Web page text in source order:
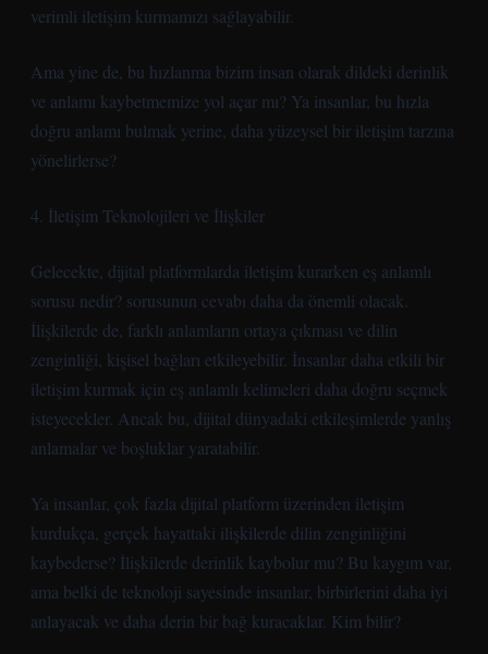
verimli iletişim kurmamızı sağlayabilir.
Ama yine de, bu hızlanma bizim insan olarak dildeki derinlik
ve anlamı kaybetmemize yol açar mı? Ya insanlar, bu hızla
doğru anlamı bulmak yerine, daha yüzeysel bir iletişim tarzına
yönelirlerse?
4. İletişim Teknolojileri ve İlişkiler
Gelecekte, dijital platformlarda iletişim kurarken eş anlamlı
sorusu nedir? sorusunun cevabı daha da önemli olacak.
İlişkilerde de, farklı anlamların ortaya çıkması ve dilin
zenginliği, kişisel bağları etkileyebilir. İnsanlar daha etkili bir
iletişim kurmak için eş anlamlı kelimeleri daha doğru seçmek
isteyecekler. Ancak bu, dijital dünyadaki etkileşimlerde yanlış
anlamalar ve boşluklar yaratabilir.
Ya insanlar, çok fazla dijital platform üzerinden iletişim
kurdukça, gerçek hayattaki ilişkilerde dilin zenginliğini
kaybederse? İlişkilerde derinlik kaybolur mu? Bu kaygım var,
ama belki de teknoloji sayesinde insanlar, birbirlerini daha iyi
anlayacak ve daha derin bir bağ kuracaklar. Kim bilir?